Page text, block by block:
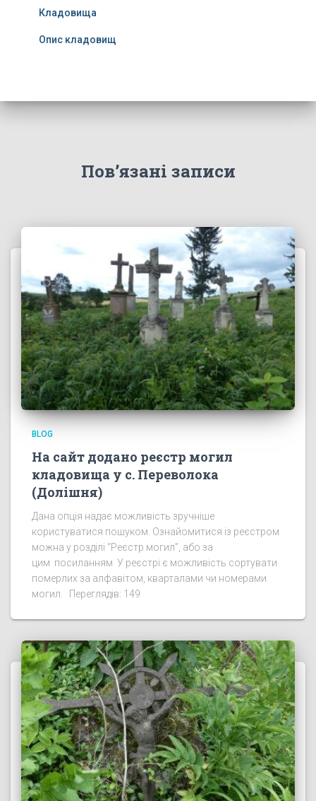
Кладовища
Опис кладовищ
Пов’язані записи
BLOG
На сайт додано реєстр могил
кладовища у с. Переволока
(Долішня)
Дана опція надає можливість зручніше
користуватися пошуком. Ознайомитися із реєстром
можна у розділі “Реєстр могил”, або за
цим посиланням У реєстрі є можливість сортувати
померлих за алфавітом, кварталами чи номерами
могил. Переглядів: 149